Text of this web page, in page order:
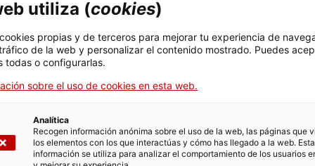
(México), el Festival Beta (Dublín), Beursschouwburg
(Toronto), B7L9 (Túnez), Los Angeles Filmforum,
Centre d’Art Santa Mònica (Barcelona), la Fundación A.
y la 64.ª Berlinale (Berlín). A través de su práctica
nuevas perspectivas sobre la creación de significado
utiliza (cookies)
propias y de terceros para mejorar tu experiencia de
de la web y personalizar el contenido mostrado. Puedes
todas o configurarlas.
sobre el uso de cookies en esta web.
Analítica
Recogen información anónima sobre el uso de la web, las páginas que
los elementos con los que interactúas y cómo has llegado a la web. Esta
información se utiliza para analizar el comportamiento de los usuarios